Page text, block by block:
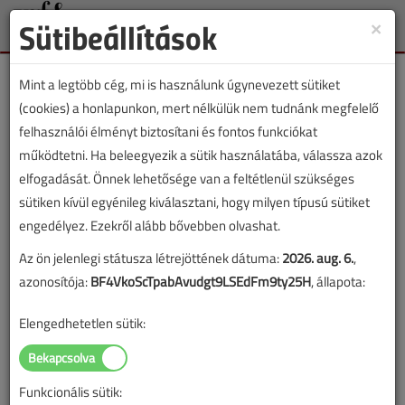
Toggle
Lapszám:
TARTALOM
Szakmatörténet
Öntöttvas lefolyócső
(csatornacső)
2020/5. lapszám
×
Sütibeállítások
Mint a legtöbb cég, mi is használunk úgynevezett sütiket
(cookies) a honlapunkon, mert nélkülük nem tudnánk megfelelő
felhasználói élményt biztosítani és fontos funkciókat
működtetni. Ha beleegyezik a sütik használatába, válassza azok
elfogadását. Önnek lehetősége van a feltétlenül szükséges
sütiken kívül egyénileg kiválasztani, hogy milyen típusú sütiket
engedélyez. Ezekről alább bővebben olvashat.
Az ön jelenlegi státusza létrejöttének dátuma:2026. aug. 6.,
azonosítója:BF4VkoScTpabAvudgt9LSEdFm9ty25H, állapota:
Elengedhetetlen sütik:
Funkcionális sütik: